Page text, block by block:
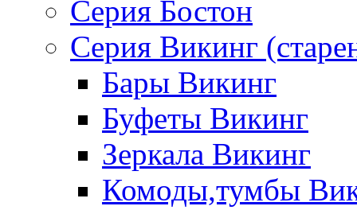
Серия Бостон
Серия Викинг
Бары Викинг
Буфеты Викинг
Зеркала Викинг
Комоды,тумбы